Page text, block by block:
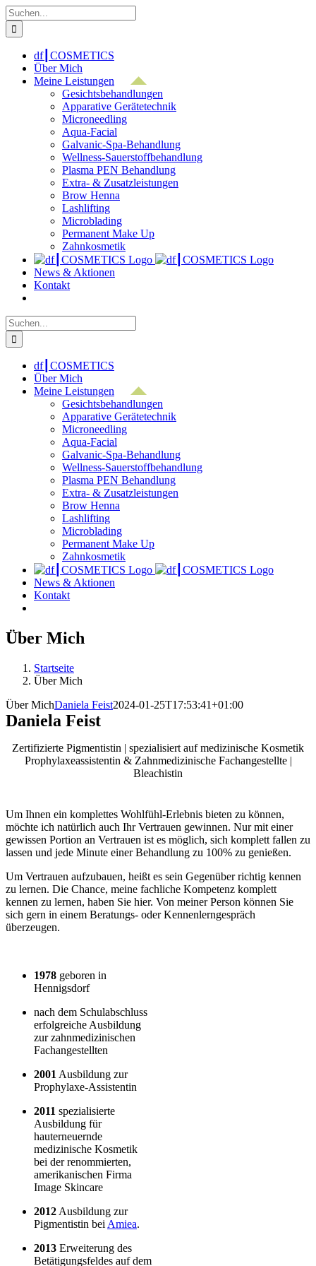
Zum
Inhalt
springen
Suche
nach:
df┃COSMETICS
Über Mich
Meine Leistungen
Gesichtsbehandlungen
Apparative Gerätetechnik
Microneedling
Aqua-Facial
Galvanic-Spa-Behandlung
Wellness-Sauerstoffbehandlung
Plasma PEN Behandlung
Extra- & Zusatzleistungen
Brow Henna
Lashlifting
Microblading
Permanent Make Up
Zahnkosmetik
News & Aktionen
Kontakt
Suche
nach:
df┃COSMETICS
Über Mich
Meine Leistungen
Gesichtsbehandlungen
Apparative Gerätetechnik
Microneedling
Aqua-Facial
Galvanic-Spa-Behandlung
Wellness-Sauerstoffbehandlung
Plasma PEN Behandlung
Extra- & Zusatzleistungen
Brow Henna
Lashlifting
Microblading
Permanent Make Up
Zahnkosmetik
News & Aktionen
Kontakt
Über Mich
Startseite
Über Mich
Über MichDaniela Feist2024-01-25T17:53:41+01:00
Daniela Feist
Zertifizierte Pigmentistin | spezialisiert auf medizinische Kosmetik
Prophylaxeassistentin & Zahnmedizinische Fachangestellte |
Bleachistin
Um Ihnen ein komplettes Wohlfühl-Erlebnis bieten zu können,
möchte ich natürlich auch Ihr Vertrauen gewinnen. Nur mit einer
gewissen Portion an Vertrauen ist es möglich, sich komplett fallen zu
lassen und jede Minute einer Behandlung zu 100% zu genießen.
Um Vertrauen aufzubauen, heißt es sein Gegenüber richtig kennen
zu lernen. Die Chance, meine fachliche Kompetenz komplett
kennen zu lernen, haben Sie hier. Von meiner Person können Sie
sich gern in einem Beratungs- oder Kennenlerngespräch
überzeugen.
1978 geboren in
Hennigsdorf
nach dem Schulabschluss
erfolgreiche Ausbildung
zur zahnmedizinischen
Fachangestellten
2001 Ausbildung zur
Prophylaxe-Assistentin
2011 spezialisierte
Ausbildung für
hauterneuernde
medizinische Kosmetik
bei der renommierten,
amerikanischen Firma
Image Skincare
2012 Ausbildung zur
Pigmentistin bei Amiea.
2013 Erweiterung des
Betätigungsfeldes auf dem